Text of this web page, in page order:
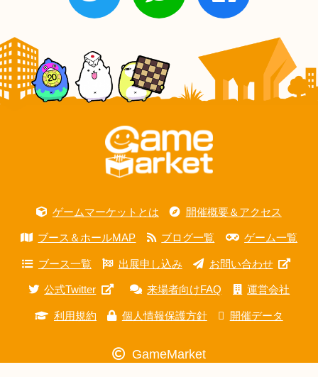
ゲームマーケットとは 開催概要＆アクセス
ブース＆ホールMAP ブログ一覧 ゲーム一覧
ブース一覧 出展申し込み お問い合わせ
公式Twitter 来場者向けFAQ 運営会社
利用規約 個人情報保護方針 開催データ
GameMarket